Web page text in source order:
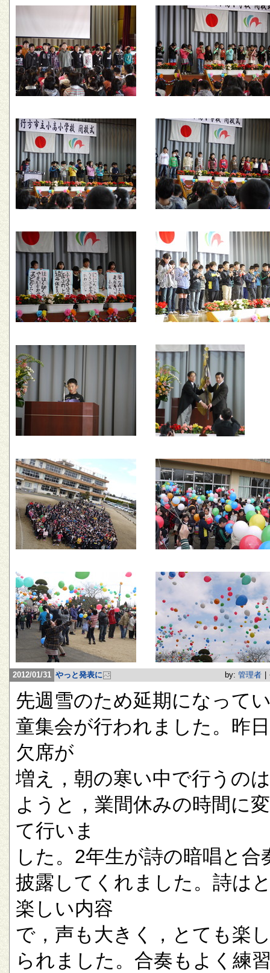
2012/01/31 やっと発表に by: 管理者
先週雪のため延期になって
童集会が行われました。昨
欠席が
増え，朝の寒い中で行うの
ようと，業間休みの時間に
て行いま
した。2年生が詩の暗唱と合
披露してくれました。詩は
楽しい内容
で，声も大きく，とても楽
られました。合奏もよく練